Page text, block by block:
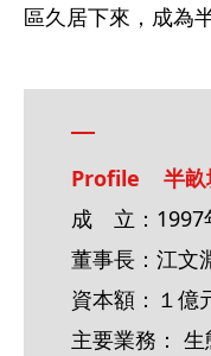
區久居下來，成為
Profile    半畝
成　立：1997
董事長：江文
資本額：１億
主要業務：